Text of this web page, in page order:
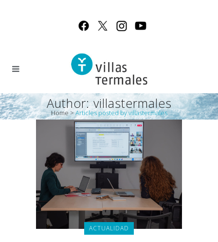
Author: villastermales
Home >Articles posted by villastermales
ACTUALIDAD